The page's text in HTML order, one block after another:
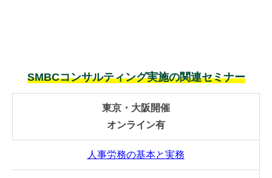
SMBCコンサルティング実施の関連セミナー
東京・大阪開催
オンライン有
人事労務の基本と実務